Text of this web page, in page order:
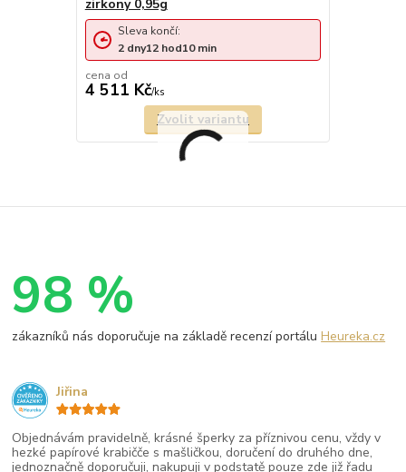
zirkony 0,95g
cena od
4 511 Kč/ks
Sleva končí:
2 dny12 hod10min
Zvolit variantu
98 %
zákazníků nás doporučuje na základě recenzí portáluHeureka.cz
Objednávám pravidelně, krásné šperky za příznivou cenu, vždy v
hezké papírové krabičče s mašličkou, doručení do druhého dne,
jednoznačně doporučuji, nakupuji v podstatě pouze zde již řadu
Jiřina